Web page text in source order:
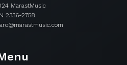
MarastMusic
2336-2758